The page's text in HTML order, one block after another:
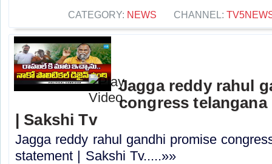
CATEGORY: NEWS CHANNEL:
Jagga reddy rahul
congress
| Sakshi Tv
Jagga reddy rahul gandhi promise
statement | Sakshi Tv.....»»